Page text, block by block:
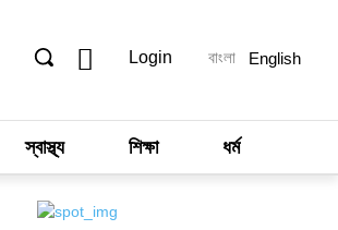
Login বাংলা English
স্বাস্থ্য শিক্ষা ধর্ম